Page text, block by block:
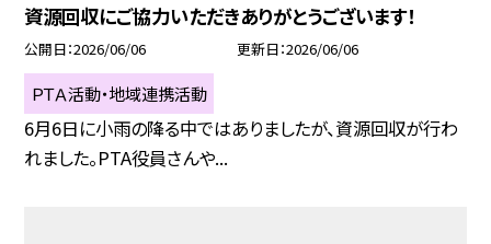
資源回収にご協力いただきありがとうございます！
公開日 2026/06/06 更新日 2026/06/06
ＰＴＡ活動・地域連携活動
6月6日に小雨の降る中ではありましたが、資源回収が行わ
れました。PTA役員さんや...